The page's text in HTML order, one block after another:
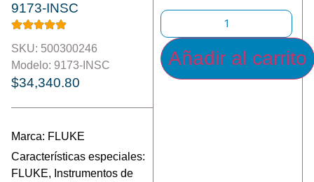
9173-INSC
SKU: 500300246
Modelo: 9173-INSC
$34,340.80
Marca: FLUKE
Características especiales:
FLUKE, Instrumentos de
Añadir al carrito